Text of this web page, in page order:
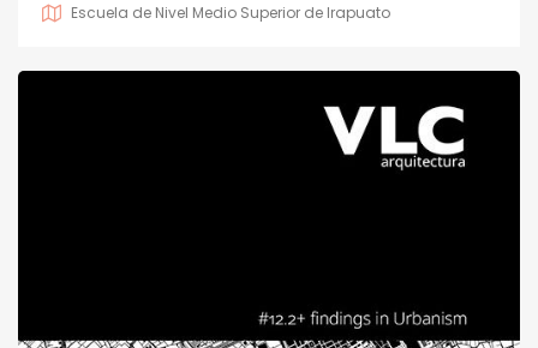
Escuela de Nivel Medio Superior de Irapuato